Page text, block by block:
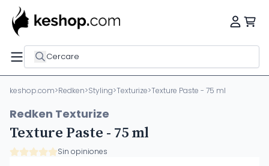
Cercare
keshop.com>Redken>Styling>Texturize>Texture Paste - 75 ml
Redken Texturize
Texture Paste - 75 ml
Sin opiniones